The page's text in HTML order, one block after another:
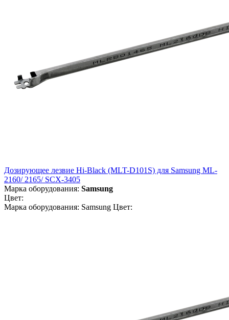
Дозирующее лезвие Hi-Black (MLT-D101S) для Samsung ML-
2160/ 2165/ SCX-3405
Марка оборудования: Samsung
Цвет:
Марка оборудования: Samsung Цвет: